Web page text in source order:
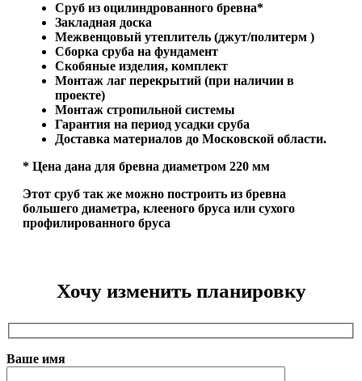
Сруб из оцилиндрованного бревна*
Закладная доска
Межвенцовый утеплитель (джут/политерм )
Сборка сруба на фундамент
Скобяные изделия, комплект
Монтаж лаг перекрытий (при наличии в
проекте)
Монтаж стропильной системы
Гарантия на период усадки сруба
Доставка материалов до Московской области.
* Цена дана для бревна диаметром 220 мм
Этот сруб так же можно построить из бревна
большего диаметра, клееного бруса или сухого
профилированного бруса
Хочу изменить планировку
Ваше имя